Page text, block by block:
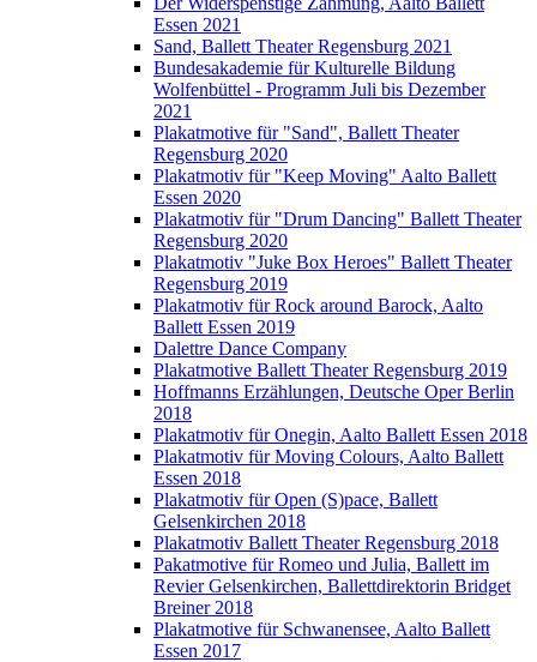
Essen 2021
Sand, Ballett Theater Regensburg 2021
Bundesakademie für Kulturelle Bildung
Wolfenbüttel - Programm Juli bis Dezember
2021
Plakatmotive für "Sand", Ballett Theater
Regensburg 2020
Plakatmotiv für "Keep Moving" Aalto Ballett
Essen 2020
Plakatmotiv für "Drum Dancing" Ballett Theater
Regensburg 2020
Plakatmotiv "Juke Box Heroes" Ballett Theater
Regensburg 2019
Plakatmotiv für Rock around Barock, Aalto
Ballett Essen 2019
Dalettre Dance Company
Plakatmotive Ballett Theater Regensburg 2019
Hoffmanns Erzählungen, Deutsche Oper Berlin
2018
Plakatmotiv für Onegin, Aalto Ballett Essen 2018
Plakatmotiv für Moving Colours, Aalto Ballett
Essen 2018
Plakatmotiv für Open (S)pace, Ballett
Gelsenkirchen 2018
Plakatmotiv Ballett Theater Regensburg 2018
Pakatmotive für Romeo und Julia, Ballett im
Revier Gelsenkirchen, Ballettdirektorin Bridget
Breiner 2018
Plakatmotive für Schwanensee, Aalto Ballett
Essen 2017